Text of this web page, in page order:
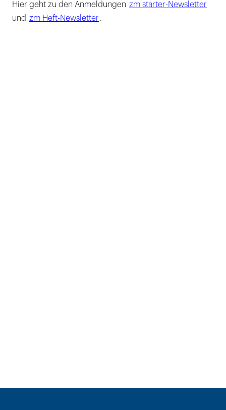
Hier geht zu den Anmeldungen zm starter-Newsletter
und zm Heft-Newsletter .